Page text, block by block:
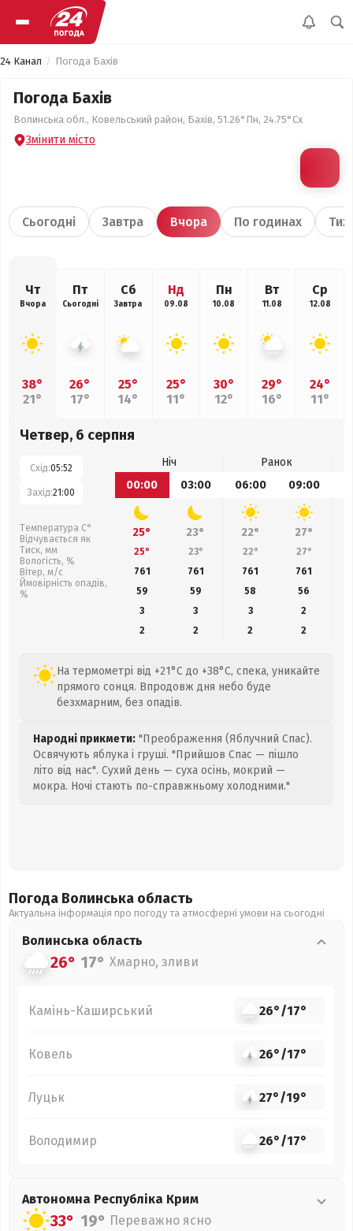
24 Канал Погода Бахів
Погода Бахів
Волинська обл., Ковельський район, Бахів, 51.26°Пн, 24.75°Сх
Змінити місто
Сьогодні Завтра Вчора По годинах
Чт
Вчора
38°
21°
Пт
Сьогодні
26°
17°
Сб
Завтра
25°
14°
Нд
09.08
25°
11°
Пн
10.08
30°
12°
Вт
11.08
29°
16°
Ср
12.08
24°
11°
Четвер, 6 серпня
Схід:05:52
Захід:21:00
Температура С°
Відчувається як
Тиск, мм
Вологість, %
Вітер, м/с
Ймовірність опадів,
%
Ніч
Ранок
00:00
03:00 06:00 09:00
25° 23° 22° 27°
25° 23° 22° 27°
761
761 761 761
59
59 58 56
3
3 3
2
2
2 2 2
На термометрі від +21°C до +38°C, спека, уникайте
прямого сонця. Впродовж дня небо буде
безхмарним, без опадів.
Народні прикмети: "Преображення (Яблучний Спас).
Освячують яблука і груші. "Прийшов Спас — пішло
літо від нас". Сухий день — суха осінь, мокрий —
мокра. Ночі стають по-справжньому холодними."
Погода Волинська область
Актуальна інформація про погоду та атмосферні умови на сьогодні
Волинська область
26° 17° Хмарно, зливи
Камінь-Каширський 26°/17°
Ковель 26°/17°
Луцьк 27°/19°
Володимир 26°/17°
Автономна Республіка Крим
33° 19° Переважно ясно